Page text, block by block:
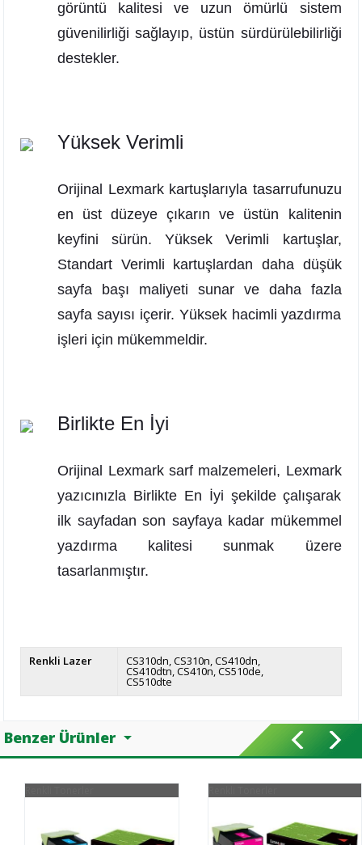
görüntü kalitesi ve uzun ömürlü sistem
güvenilirliği sağlayıp, üstün sürdürülebilirliği
destekler.
Yüksek Verimli
Orijinal Lexmark kartuşlarıyla tasarrufunuzu
en üst düzeye çıkarın ve üstün kalitenin
keyfini sürün. Yüksek Verimli kartuşlar,
Standart Verimli kartuşlardan daha düşük
sayfa başı maliyeti sunar ve daha fazla
sayfa sayısı içerir. Yüksek hacimli yazdırma
işleri için mükemmeldir.
Birlikte En İyi
Orijinal Lexmark sarf malzemeleri, Lexmark
yazıcınızla Birlikte En İyi şekilde çalışarak
ilk sayfadan son sayfaya kadar mükemmel
yazdırma kalitesi sunmak üzere
tasarlanmıştır.
Renkli Lazer CS310dn CS310n CS410dn
CS410dtn CS410n CS510de
CS510dte
Benzer Ürünler